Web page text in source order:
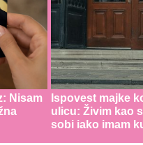
Nisam
Ispovest majke
ulicu: Živim kao
sobi iako imam